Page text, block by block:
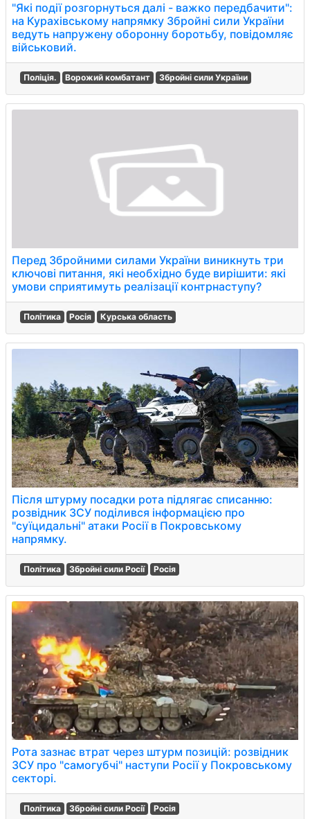
"Які події розгорнуться далі - важко передбачити":
на Курахівському напрямку Збройні сили України
ведуть напружену оборонну боротьбу, повідомляє
військовий.
Поліція. Ворожий комбатант Збройні сили України
Перед Збройними силами України виникнуть три
ключові питання, які необхідно буде вирішити: які
умови сприятимуть реалізації контрнаступу?
Політика Росія Курська область
Після штурму посадки рота підлягає списанню:
розвідник ЗСУ поділився інформацією про
"суїцидальні" атаки Росії в Покровському
напрямку.
Політика Збройні сили Росії Росія
Рота зазнає втрат через штурм позицій: розвідник
ЗСУ про "самогубчі" наступи Росії у Покровському
секторі.
Політика Збройні сили Росії Росія